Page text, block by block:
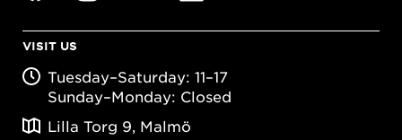
VISIT US
Tuesday–Saturday: 11–17
Sunday–Monday: Closed
Lilla Torg 9, Malmö